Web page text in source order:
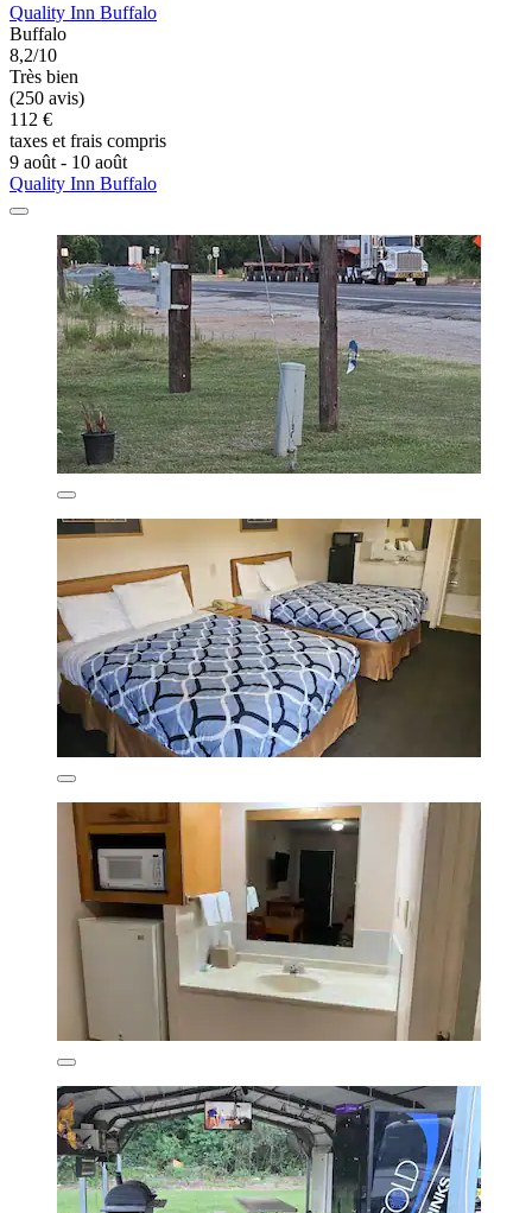
Quality Inn Buffalo
Buffalo
8,2/10
Très bien
(250 avis)
112 €
taxes et frais compris
9 août - 10 août
Quality Inn Buffalo